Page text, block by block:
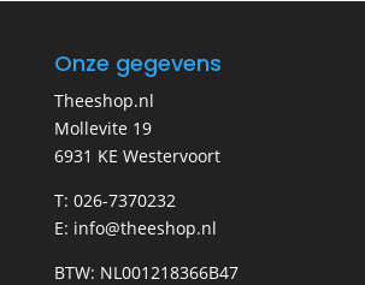
Onze gegevens
Theeshop.nl
Mollevite 19
6931 KE Westervoort
T: 026-7370232
E: info@theeshop.nl
BTW: NL001218366B47